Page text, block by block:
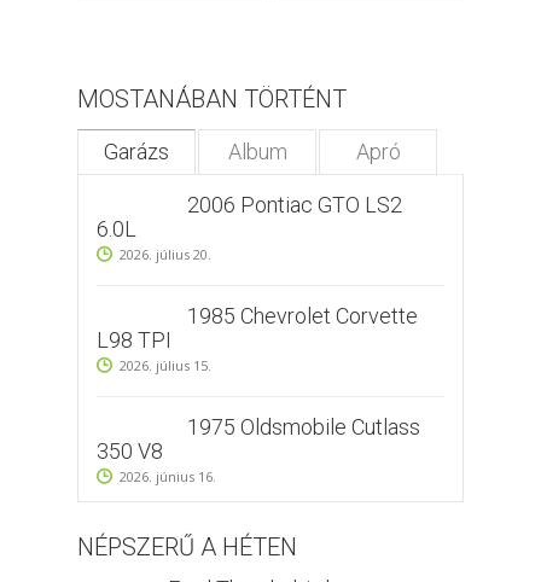
MOSTANÁBAN TÖRTÉNT
Garázs Album Apró
2006 Pontiac GTO LS2
6.0L
2026. július 20.
1985 Chevrolet Corvette
L98 TPI
2026. július 15.
1975 Oldsmobile Cutlass
350 V8
2026. június 16.
NÉPSZERŰ A HÉTEN